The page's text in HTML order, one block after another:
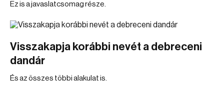
Ez is a javaslatcsomag része.
Visszakapja korábbi nevét a debreceni
dandár
És az összes többi alakulat is.